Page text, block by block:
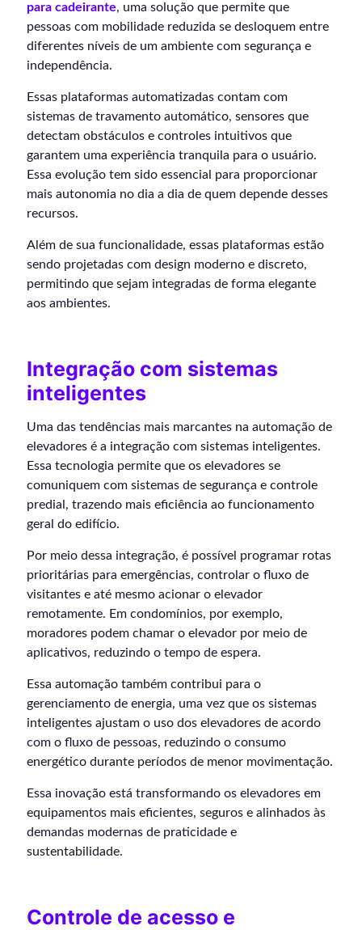
para cadeirante, uma solução que permite que
pessoas com mobilidade reduzida se desloquem entre
diferentes níveis de um ambiente com segurança e
independência.
Essas plataformas automatizadas contam com
sistemas de travamento automático, sensores que
detectam obstáculos e controles intuitivos que
garantem uma experiência tranquila para o usuário.
Essa evolução tem sido essencial para proporcionar
mais autonomia no dia a dia de quem depende desses
recursos.
Além de sua funcionalidade, essas plataformas estão
sendo projetadas com design moderno e discreto,
permitindo que sejam integradas de forma elegante
aos ambientes.
Integração com sistemas
inteligentes
Uma das tendências mais marcantes na automação de
elevadores é a integração com sistemas inteligentes.
Essa tecnologia permite que os elevadores se
comuniquem com sistemas de segurança e controle
predial, trazendo mais eficiência ao funcionamento
geral do edifício.
Por meio dessa integração, é possível programar rotas
prioritárias para emergências, controlar o fluxo de
visitantes e até mesmo acionar o elevador
remotamente. Em condomínios, por exemplo,
moradores podem chamar o elevador por meio de
aplicativos, reduzindo o tempo de espera.
Essa automação também contribui para o
gerenciamento de energia, uma vez que os sistemas
inteligentes ajustam o uso dos elevadores de acordo
com o fluxo de pessoas, reduzindo o consumo
energético durante períodos de menor movimentação.
Essa inovação está transformando os elevadores em
equipamentos mais eficientes, seguros e alinhados às
demandas modernas de praticidade e
sustentabilidade.
Controle de acesso e